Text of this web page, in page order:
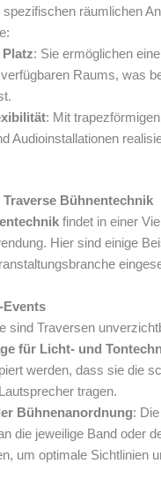
räumlichen
: Sie ermöglichen
Raums, was
: Mit
Audioinstallationen
Bühnentechnik
findet in einer
Hier sind einige
Events
sind Traversen
für Licht- und
werden, dass sie die
tragen.
Bühnenanordnung:
die jeweilige Band oder
um optimale Sichtlinien